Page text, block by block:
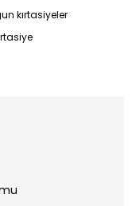
kırtasiyeler